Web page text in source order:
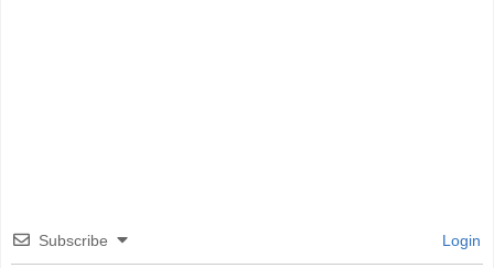
Subscribe Login